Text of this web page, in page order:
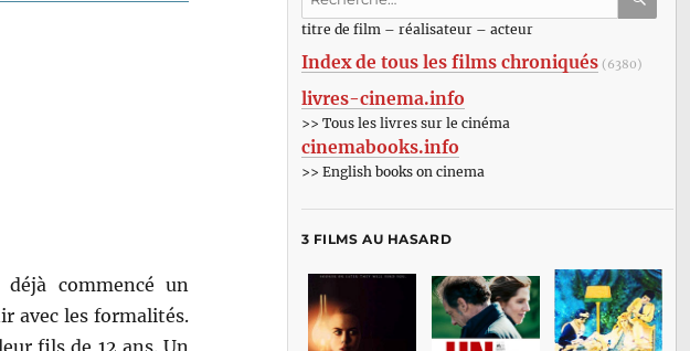
commencé un
avec les formalités.
fils de 12 ans. Un
:titre de film – réalisateur – acteur
Index de tous les films chroniqués (6380)
livres-cinema.info
>> Tous les livres sur le cinéma
cinemabooks.info
>> English books on cinema
3 FILMS AU HASARD